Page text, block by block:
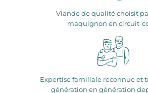
Viande de qualité choisit
maquignon en circuit-
Expertise familiale reconnue et
génération en génération